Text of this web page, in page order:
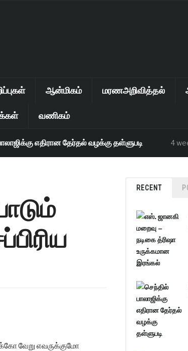
ஆன்மிகம் மரணஅறிவித்தல்
வணிகம்
எதிரான தேர்தல் வழக்கு தள்ளுபடி 4 weeks
வேறு எவருக்குமோ
RECENT